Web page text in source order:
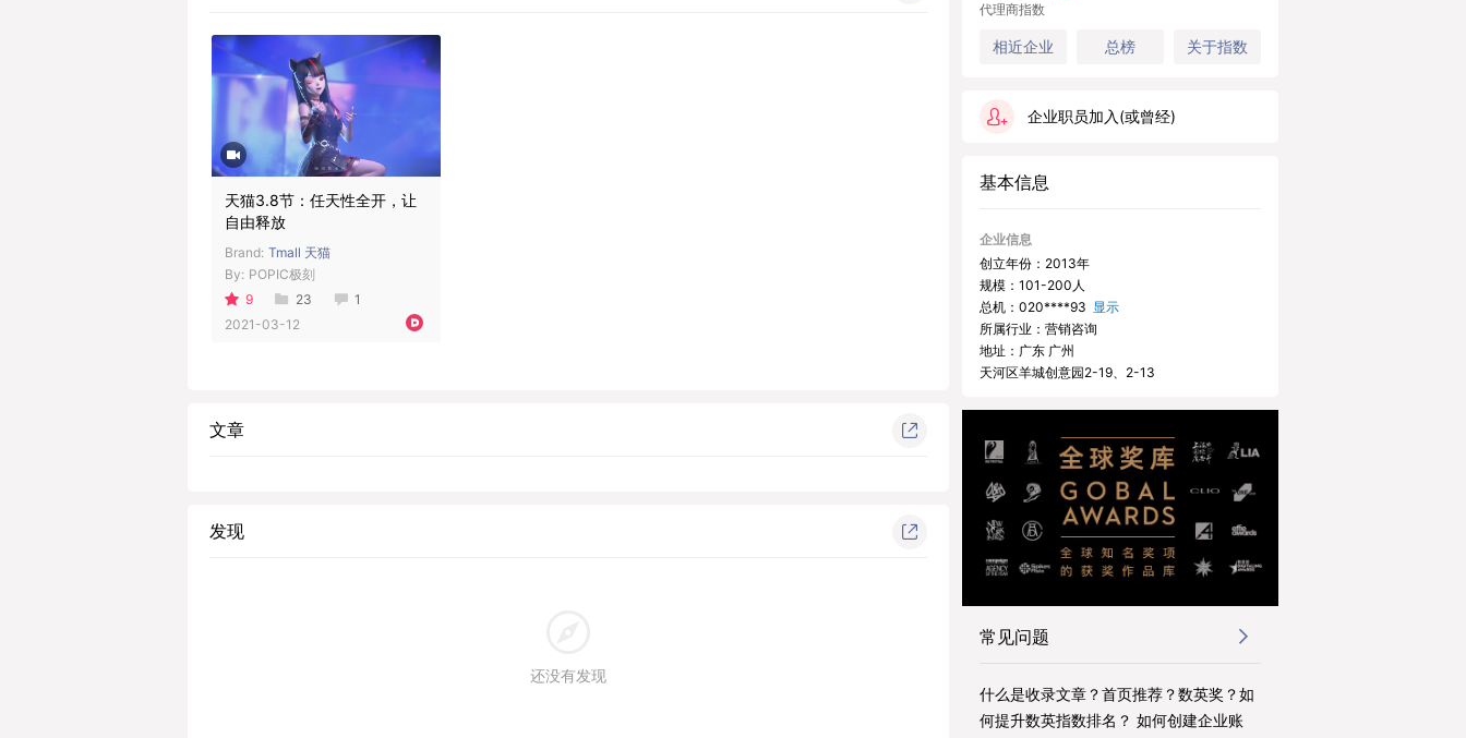
天猫3.8节：任天性全开，让
自由释放
Brand: Tmall 天猫
By: POPIC极刻
9
23
1
2021-03-12
文章
发现
还没有发现
代理商指数
相近企业 总榜 关于指数
企业职员加入(或曾经)
基本信息
企业信息
创立年份：2013年
规模：101-200人
总机： 020****93 显示
所属行业：营销咨询
地址：广东 广州
天河区羊城创意园2-19、2-13
常见问题
什么是收录文章？首页推荐？数英奖？如
何提升数英指数排名？ 如何创建企业账